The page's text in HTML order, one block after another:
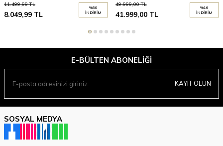
11.499,99TL
8.049,99 TL
%30
İNDIRIM
49.999,00TL
41.999,00TL
%16
İNDIRIM
E-BÜLTEN ABONELIĞI
KAYIT OLUN
SOSYAL MEDYA